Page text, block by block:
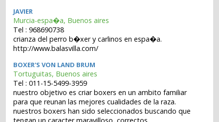
JAVIER
Murcia-espa�a, Buenos aires
Tel : 968690738
crianza del perro b�xer y carlinos en espa�a.
http://www.balasvilla.com/
BOXER'S VON LAND BRUM
Tortuguitas, Buenos aires
Tel : 011-15-5499-3959
nuestro objetivo es criar boxers en un ambito familiar
para que reunan las mejores cualidades de la raza.
nuestros boxers han sido seleccionados buscando que